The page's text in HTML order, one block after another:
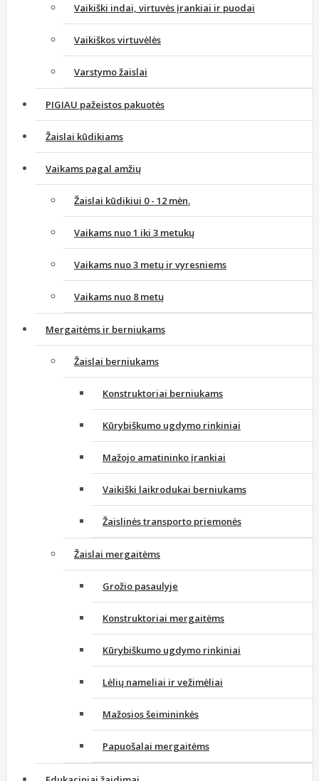
Vaikiški indai, virtuvės įrankiai ir puodai
Vaikiškos virtuvėlės
Varstymo žaislai
PIGIAU pažeistos pakuotės
Žaislai kūdikiams
Vaikams pagal amžių
Žaislai kūdikiui 0 - 12 mėn.
Vaikams nuo 1 iki 3 metukų
Vaikams nuo 3 metų ir vyresniems
Vaikams nuo 8 metų
Mergaitėms ir berniukams
Žaislai berniukams
Konstruktoriai berniukams
Kūrybiškumo ugdymo rinkiniai
Mažojo amatininko įrankiai
Vaikiški laikrodukai berniukams
Žaislinės transporto priemonės
Žaislai mergaitėms
Grožio pasaulyje
Konstruktoriai mergaitėms
Kūrybiškumo ugdymo rinkiniai
Lėlių nameliai ir vežimėliai
Mažosios šeimininkės
Papuošalai mergaitėms